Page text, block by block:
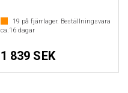
19 på fjärrlager. Beställningsvara
ca.16dagar
1 839 SEK